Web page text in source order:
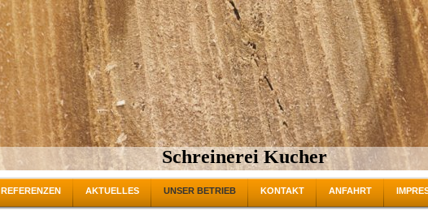
Schreinerei Kucher
REFERENZEN AKTUELLES UNSER BETRIEB KONTAKT ANFAHRT